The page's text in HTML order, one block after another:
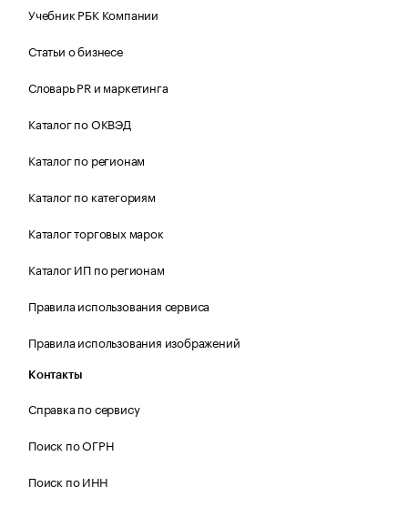
Учебник РБК Компании
Статьи о бизнесе
Словарь PR и маркетинга
Каталог по ОКВЭД
Каталог по регионам
Каталог по категориям
Каталог торговых марок
Каталог ИП по регионам
Правила использования сервиса
Правила использования изображений
Контакты
Справка по сервису
Поиск по ОГРН
Поиск по ИНН